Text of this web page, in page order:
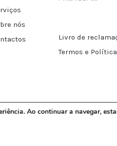
nós
Livro de
Termos e
Ao continuar a navegar,